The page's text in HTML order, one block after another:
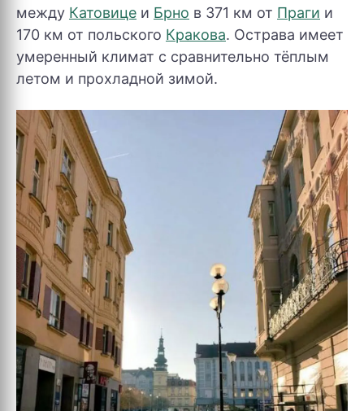
между Катовице и Брно в 371 км от Праги и
170 км от польского Кракова. Острава имеет
умеренный климат с сравнительно тёплым
летом и прохладной зимой.